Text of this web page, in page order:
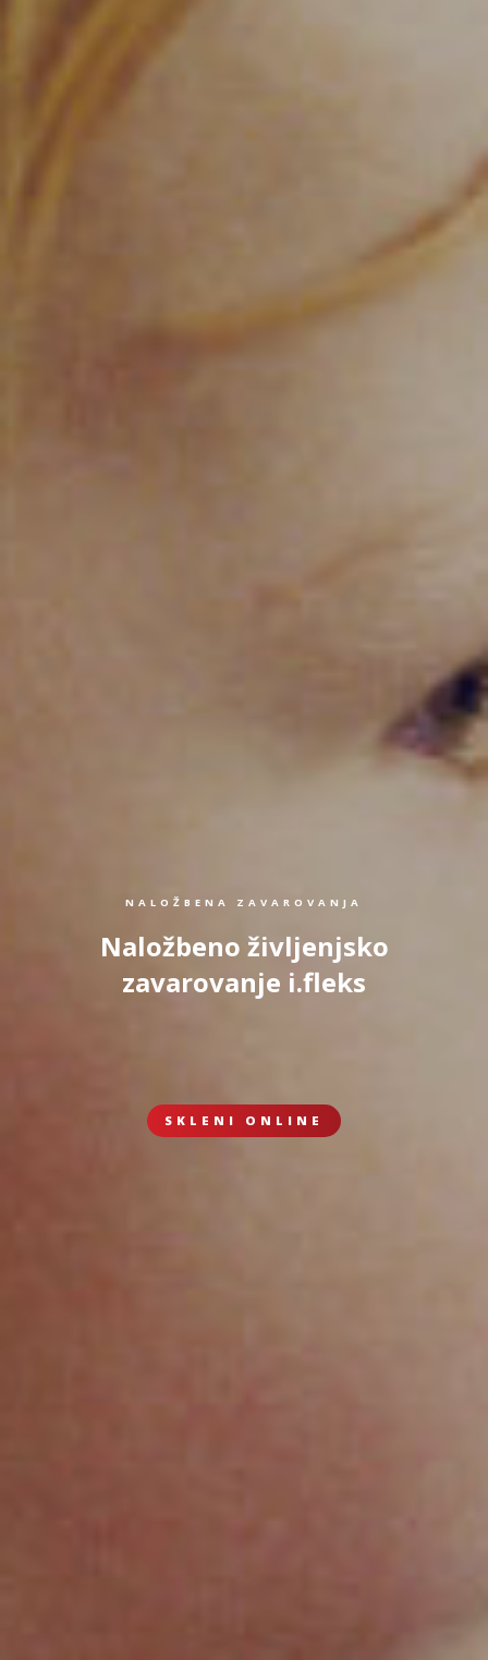
NALOŽBENA ZAVAROVANJA
Naložbeno življenjsko
zavarovanje i.fleks
SKLENI ONLINE